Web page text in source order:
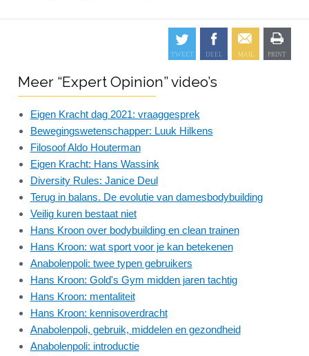
Meer “Expert Opinion” video’s
Eigen Kracht dag 2021: vraaggesprek
Bewegingswetenschapper: Luuk Hilkens
Filosoof Aldo Houterman
Eigen Kracht: Hans Wassink
Diversity Rules: Janice Deul
Terug in balans. De evolutie van damesbodybuilding
Veilig kuren bestaat niet
Hans Kroon over bodybuilding en clean trainen
Hans Kroon: wat sport voor je kan betekenen
Anabolenpoli: twee typen gebruikers
Hans Kroon: Gold's Gym midden jaren tachtig
Hans Kroon: mentaliteit
Hans Kroon: kennisoverdracht
Anabolenpoli, gebruik, middelen en gezondheid
Anabolenpoli: introductie